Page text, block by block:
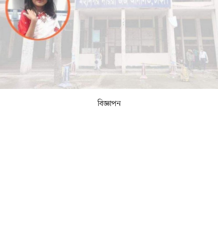
বিজ্ঞাপন